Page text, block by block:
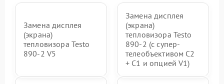
Замена дисплея
(экрана)
тепловизора Testo
890-2 V5
Замена дисплея
(экрана)
тепловизора Testo
890-2 (c супер-
телеобъективом C2
+ C1 и опцией V1)